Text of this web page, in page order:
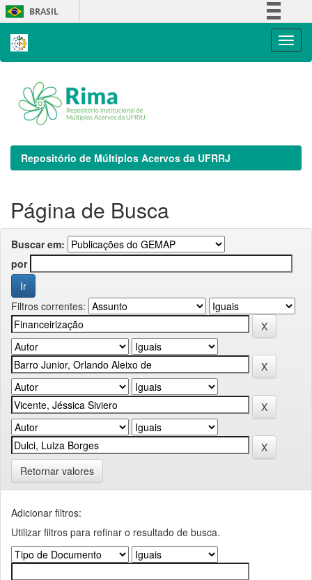
Skip
navigation
BRASIL
Repositório de Múltiplos Acervos da UFRRJ
Página de Busca
Buscar em:
por
Filtros correntes:
Retornar valores
Adicionar filtros:
Utilizar filtros para refinar o resultado de busca.